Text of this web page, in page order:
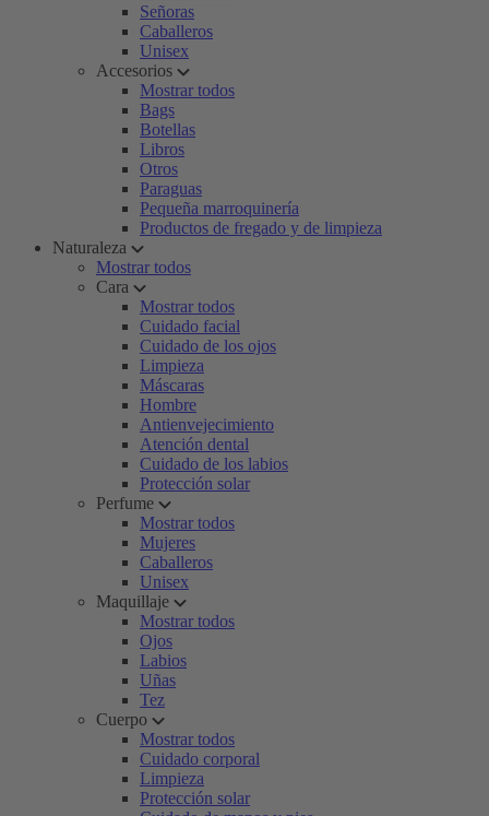
Señoras
Caballeros
Unisex
Accesorios
Mostrar todos
Bags
Botellas
Libros
Otros
Paraguas
Pequeña marroquinería
Productos de fregado y de limpieza
Naturaleza
Mostrar todos
Cara
Mostrar todos
Cuidado facial
Cuidado de los ojos
Limpieza
Máscaras
Hombre
Antienvejecimiento
Atención dental
Cuidado de los labios
Protección solar
Perfume
Mostrar todos
Mujeres
Caballeros
Unisex
Maquillaje
Mostrar todos
Ojos
Labios
Uñas
Tez
Cuerpo
Mostrar todos
Cuidado corporal
Limpieza
Protección solar